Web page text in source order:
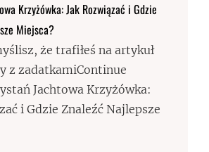
Krzyżówka: Jak Rozwiązać i Gdzie
Miejsca?
że trafiłeś na artykuł
z zadatkamiContinue
Jachtowa Krzyżówka:
i Gdzie Znaleźć Najlepsze